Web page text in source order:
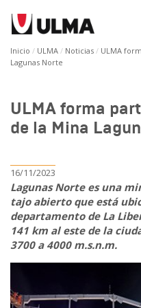
Inicio ULMA Noticias
ULMA
Lagunas Norte
ULMA forma
de la Mina
16/11/2023
Lagunas Norte es una
tajo abierto que está
departamento de La
141 km al este de la
3700 a 4000 m.s.n.m.